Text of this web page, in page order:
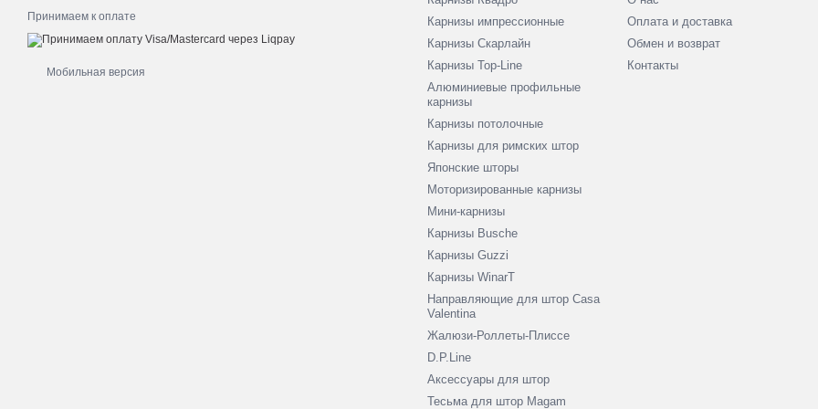
Принимаем к оплате
Мобильная версия
Карнизы импрессионные
Карнизы Скарлайн
Карнизы Top-Line
Алюминиевые профильные
карнизы
Карнизы потолочные
Карнизы для римских штор
Японские шторы
Моторизированные карнизы
Мини-карнизы
Карнизы Busche
Карнизы Guzzi
Карнизы WinarT
Направляющие для штор Casa
Valentina
Жалюзи-Роллеты-Плиссе
D.P.Line
Аксессуары для штор
Тесьма для штор Magam
Оплата и доставка
Обмен и возврат
Контакты